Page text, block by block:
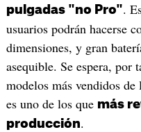
pulgadas "no Pro".
usuarios podrán hacerse
dimensiones, y gran
asequible. Se espera, por
modelos más vendidos
es uno de los que más
producción.